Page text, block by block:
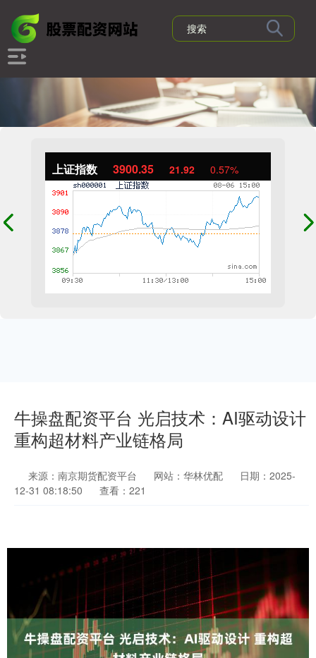
上证指数 3900.35 21.92 0.57%
牛操盘配资平台 光启技术：AI驱动设计
重构超材料产业链格局
来源：南京期货配资平台 网站：华林优配
日期：2025-
12-31 08:18:50
查看：221